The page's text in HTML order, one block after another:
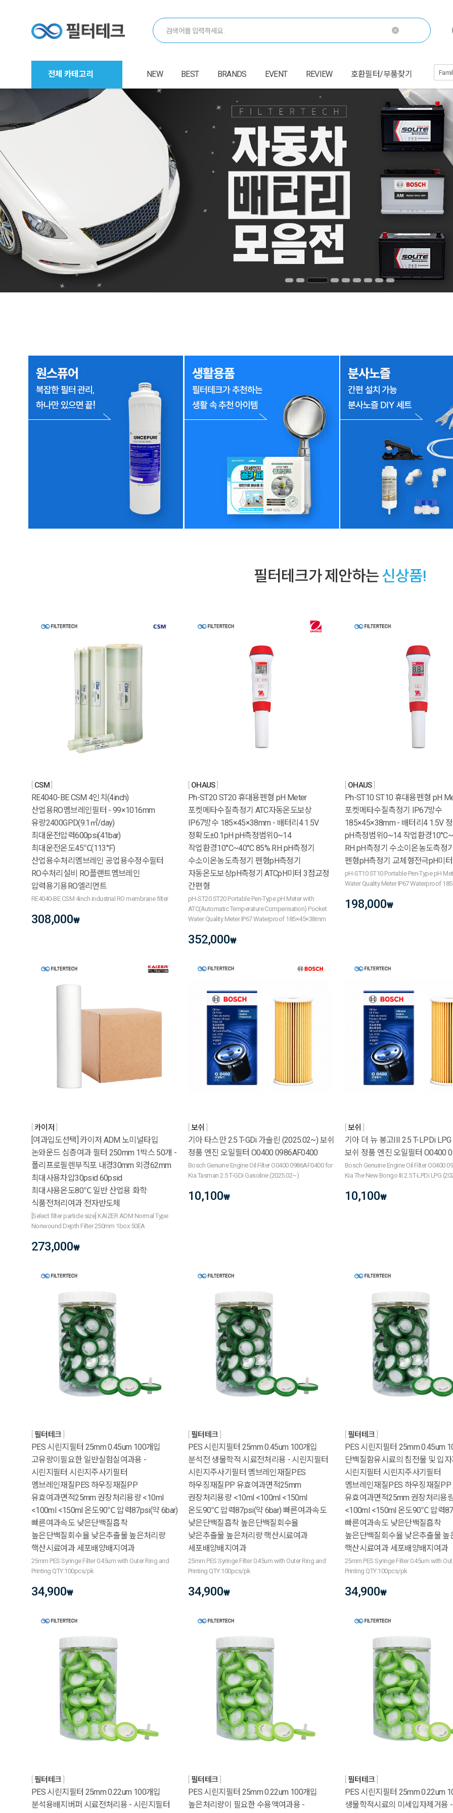
전체 카테고리 NEW BEST BRANDS EVENT REVIEW 호환필터/부품찾기
필터테크가 제안하는 신상품!
CSM
RE4040-BE CSM 4인치(4inch)
산업용RO멤브레인필터 - 99×1016mm
유량2400GPD(9.1㎥/day)
최대운전압력600psi(41bar)
최대운전온도45℃(113°F)
산업용수처리멤브레인 공업용수정수필터
RO수처리설비 RO플랜트멤브레인
압력용기용RO엘리먼트
RE4040-BE CSM 4inch industrial RO membrane filter
308,000₩
OHAUS
Ph-ST20 ST20 휴대용펜형 pH Meter
포켓메타수질측정기 ATC자동온도보상
IP67방수 185×45×38mm - 배터리4 1.5V
정확도±0.1pH pH측정범위0~14
작업환경10°C~40°C 85% RH pH측정기
수소이온농도측정기 펜형pH측정기
자동온도보상pH측정기 ATCpH미터 3점교정
간편형
pH-ST20 ST20 Portable Pen-Type pH Meter with
ATC(Automatic Temperature Compensation) Pocket
Water Quality Meter IP67 Waterproof 185×45×38mm
352,000₩
OHAUS
Ph-ST10 ST10 휴대용펜형 pH
포켓메타수질측정기 IP67방수
185×45×38mm - 배터리4 1.5V
pH측정범위0~14 작업환경
RH pH측정기 수소이온농도측정
펜형pH측정기 교체형전극pH미
pH-ST10 ST10 Portable Pen-Type pH
Water Quality Meter IP67 Waterproof
198,000₩
카이저
[여과입도선택] 카이저 ADM 노미널타입
논와운드 심층여과 필터 250mm 1박스 50개 -
폴리프로필렌부직포 내경30mm 외경62mm
최대사용차압30psid 60psid
최대사용온도80℃ 일반 산업용 화학·
식품전처리여과 전자반도체
[Select filter particle size] KAIZER ADM Normal Type
Nonwound Depth Filter 250mm 1box 50EA
273,000₩
보쉬
기아 타스만 2.5 T-GDi 가솔린 (2025.02~) 보쉬
정품 엔진 오일필터 O0400 0986AF0400
Bosch Genuine Engine Oil Filter O0400 0986AF0400 for
Kia Tasman 2.5 T-GDi Gasoline (2025.02~)
10,100₩
보쉬
기아 더 뉴 봉고III 2.5 T-LPDi
보쉬 정품 엔진 오일필터 O0400
Bosch Genuine Engine Oil Filter O0400
Kia The New Bongo III 2.5 T-LPDi LPG
10,100₩
필터테크
PES 시린지필터 25mm 0.45um 100개입
고유량이필요한 일반실험실여과용 -
시린지필터 시린지주사기필터
멤브레인재질PES 하우징재질PP
유효여과면적25mm 권장처리용량 <10ml
<100ml <150ml 온도90℃ 압력87psi(약 6bar)
빠른여과속도 낮은단백질흡착
높은단백질회수율 낮은추출물 높은처리량
핵산시료여과 세포배양배지여과
25mm PES Syringe Filter 0.45um with Outer Ring and
Printing QTY:100pcs/pk
34,900₩
필터테크
PES 시린지필터 25mm 0.45um 100개입
분석전 생물학적 시료전처리용 - 시린지필터
시린지주사기필터 멤브레인재질PES
하우징재질PP 유효여과면적25mm
권장처리용량 <10ml <100ml <150ml
온도90℃ 압력87psi(약 6bar) 빠른여과속도
낮은단백질흡착 높은단백질회수율
낮은추출물 높은처리량 핵산시료여과
세포배양배지여과
25mm PES Syringe Filter 0.45um with Outer Ring and
Printing QTY:100pcs/pk
34,900₩
필터테크
PES 시린지필터 25mm 0.45um
단백질함유시료의 침전물 및 입
시린지필터 시린지주사기필터
멤브레인재질PES 하우징재질PP
유효여과면적25mm 권장처리용
<100ml <150ml 온도90℃ 압력
빠른여과속도 낮은단백질흡착
높은단백질회수율 낮은추출물 높
핵산시료여과 세포배양배지여과
25mm PES Syringe Filter 0.45um with
Printing QTY:100pcs/pk
34,900₩
필터테크
PES 시린지필터 25mm 0.22um 100개입
분석용배지버퍼 시료전처리용 - 시린지필터
필터테크
PES 시린지필터 25mm 0.22um 100개입
높은처리량이 필요한 수용액여과용 -
필터테크
PES 시린지필터 25mm 0.22um
생물학적시료의 미세입자제거용